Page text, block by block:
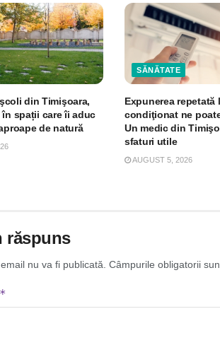
din Timişoara,
spații care îi aduc
de natură
SĂNĂTATE
Expunerea repetată
condiţionat ne
Un medic din
sfaturi utile
AUGUST 5, 2026
răspuns
nu va fi publicată. Câmpurile obligatorii
*